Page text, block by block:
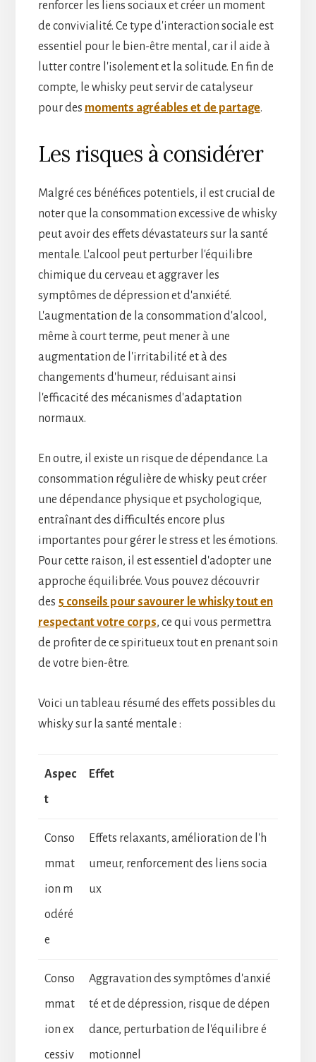
renforcer les liens sociaux et créer un moment
de convivialité. Ce type d'interaction sociale est
essentiel pour le bien-être mental, car il aide à
lutter contre l'isolement et la solitude. En fin de
compte, le whisky peut servir de catalyseur
pour des moments agréables et de partage.
Les risques à considérer
Malgré ces bénéfices potentiels, il est crucial de
noter que la consommation excessive de whisky
peut avoir des effets dévastateurs sur la santé
mentale. L'alcool peut perturber l'équilibre
chimique du cerveau et aggraver les
symptômes de dépression et d'anxiété.
L'augmentation de la consommation d'alcool,
même à court terme, peut mener à une
augmentation de l'irritabilité et à des
changements d'humeur, réduisant ainsi
l'efficacité des mécanismes d'adaptation
normaux.
En outre, il existe un risque de dépendance. La
consommation régulière de whisky peut créer
une dépendance physique et psychologique,
entraînant des difficultés encore plus
importantes pour gérer le stress et les émotions.
Pour cette raison, il est essentiel d'adopter une
approche équilibrée. Vous pouvez découvrir
des 5 conseils pour savourer le whisky tout en
respectant votre corps, ce qui vous permettra
de profiter de ce spiritueux tout en prenant soin
de votre bien-être.
Voici un tableau résumé des effets possibles du
whisky sur la santé mentale :
Aspec
t
Effet
Conso
mmat
ion m
odéré
e
Effets relaxants, amélioration de l'h
umeur, renforcement des liens socia
ux
Conso
mmat
ion ex
cessiv
Aggravation des symptômes d'anxié
té et de dépression, risque de dépen
dance, perturbation de l'équilibre é
motionnel